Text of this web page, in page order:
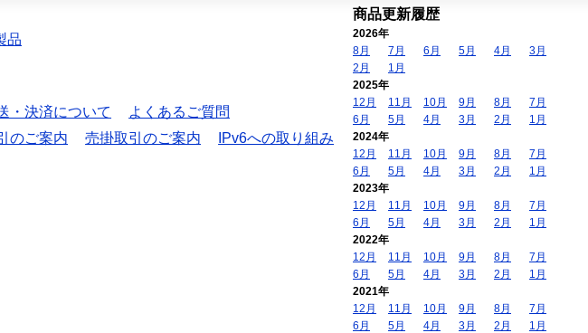
品
・決済について
よくあるご質問
のご案内 売掛取引のご案内
IPv6への取り組み
商品更新履歴
2026年
8月
7月 6月 5月 4月
3月
2月
1月
2025年
12月
11月 10月 9月 8月
7月
6月
5月 4月 3月 2月
1月
2024年
12月
11月 10月 9月 8月
7月
6月
5月 4月 3月 2月
1月
2023年
12月
11月 10月 9月 8月
7月
6月
5月 4月 3月 2月
1月
2022年
12月
11月 10月 9月 8月
7月
6月
5月 4月 3月 2月
1月
2021年
12月
11月 10月 9月 8月
7月
6月
5月 4月 3月 2月
1月